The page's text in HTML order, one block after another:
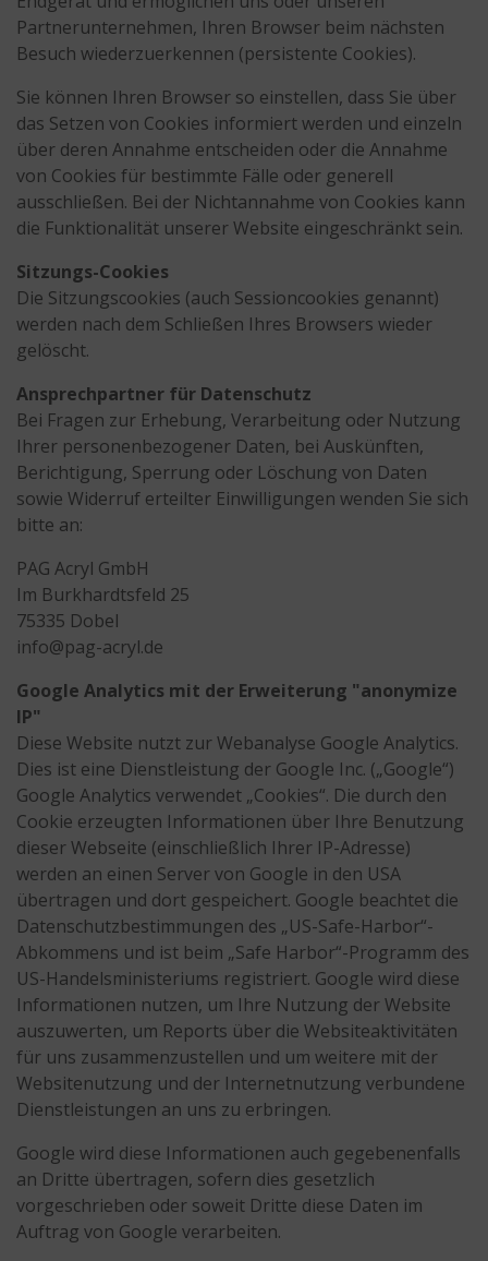
Partnerunternehmen, Ihren Browser beim nächsten
Besuch wiederzuerkennen (persistente Cookies).
Sie können Ihren Browser so einstellen, dass Sie über
das Setzen von Cookies informiert werden und einzeln
über deren Annahme entscheiden oder die Annahme
von Cookies für bestimmte Fälle oder generell
ausschließen. Bei der Nichtannahme von Cookies kann
die Funktionalität unserer Website eingeschränkt sein.
Sitzungs-Cookies
Die Sitzungscookies (auch Sessioncookies genannt)
werden nach dem Schließen Ihres Browsers wieder
gelöscht.
Ansprechpartner für Datenschutz
Bei Fragen zur Erhebung, Verarbeitung oder Nutzung
Ihrer personenbezogener Daten, bei Auskünften,
Berichtigung, Sperrung oder Löschung von Daten
sowie Widerruf erteilter Einwilligungen wenden Sie sich
bitte an:
PAG Acryl GmbH
Im Burkhardtsfeld 25
75335 Dobel
info@pag-acryl.de
Google Analytics mit der Erweiterung "anonymize
IP"
Diese Website nutzt zur Webanalyse Google Analytics.
Dies ist eine Dienstleistung der Google Inc. („Google“)
Google Analytics verwendet „Cookies“. Die durch den
Cookie erzeugten Informationen über Ihre Benutzung
dieser Webseite (einschließlich Ihrer IP-Adresse)
werden an einen Server von Google in den USA
übertragen und dort gespeichert. Google beachtet die
Datenschutzbestimmungen des „US-Safe-Harbor“-
Abkommens und ist beim „Safe Harbor“-Programm des
US-Handelsministeriums registriert. Google wird diese
Informationen nutzen, um Ihre Nutzung der Website
auszuwerten, um Reports über die Websiteaktivitäten
für uns zusammenzustellen und um weitere mit der
Websitenutzung und der Internetnutzung verbundene
Dienstleistungen an uns zu erbringen.
Google wird diese Informationen auch gegebenenfalls
an Dritte übertragen, sofern dies gesetzlich
vorgeschrieben oder soweit Dritte diese Daten im
Auftrag von Google verarbeiten.